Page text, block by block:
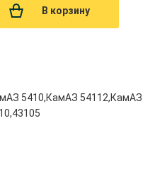
В корзину
5410,КамАЗ 54112,КамАЗ